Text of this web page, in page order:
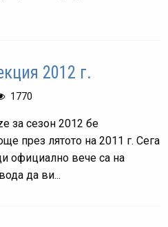
2012 г.
1770
за сезон 2012 бе
през лятото на 2011 г. Сега
официално вече са на
да ви...